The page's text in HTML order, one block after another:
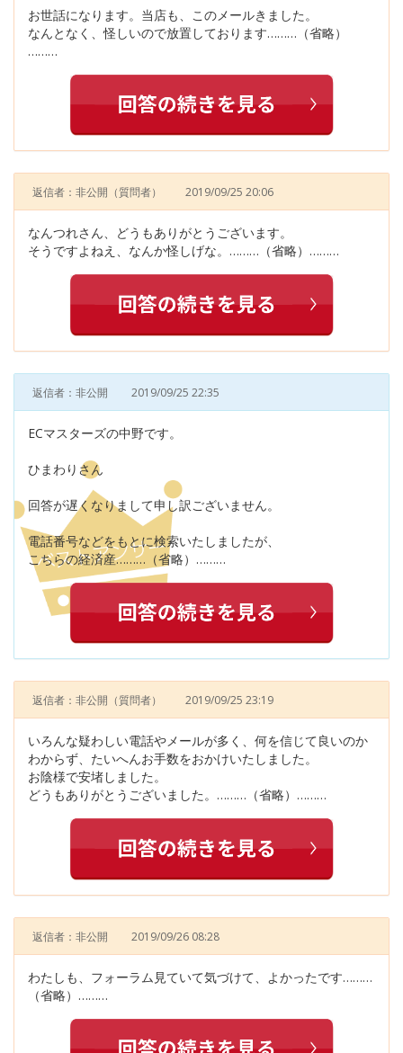
お世話になります。当店も、このメールきました。
なんとなく、怪しいので放置しております………（省略）
………
返信者：非公開 （質問者） 2019/09/25 20:06
なんつれさん、どうもありがとうございます。
そうですよねえ、なんか怪しげな。………（省略）………
返信者：非公開 2019/09/25 22:35
ECマスターズの中野です。
ひまわりさん
回答が遅くなりまして申し訳ございません。
電話番号などをもとに検索いたしましたが、
こちらの経済産………（省略）………
返信者：非公開 （質問者） 2019/09/25 23:19
いろんな疑わしい電話やメールが多く、何を信じて良いのか
わからず、たいへんお手数をおかけいたしました。
お陰様で安堵しました。
どうもありがとうございました。………（省略）………
返信者：非公開 2019/09/26 08:28
わたしも、フォーラム見ていて気づけて、よかったです………
（省略）………